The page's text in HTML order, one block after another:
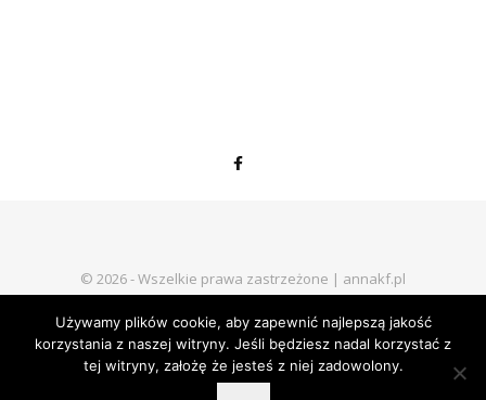
© 2026 - Wszelkie prawa zastrzeżone | annakf.pl
Używamy plików cookie, aby zapewnić najlepszą jakość
korzystania z naszej witryny. Jeśli będziesz nadal korzystać z
tej witryny, założę że jesteś z niej zadowolony.